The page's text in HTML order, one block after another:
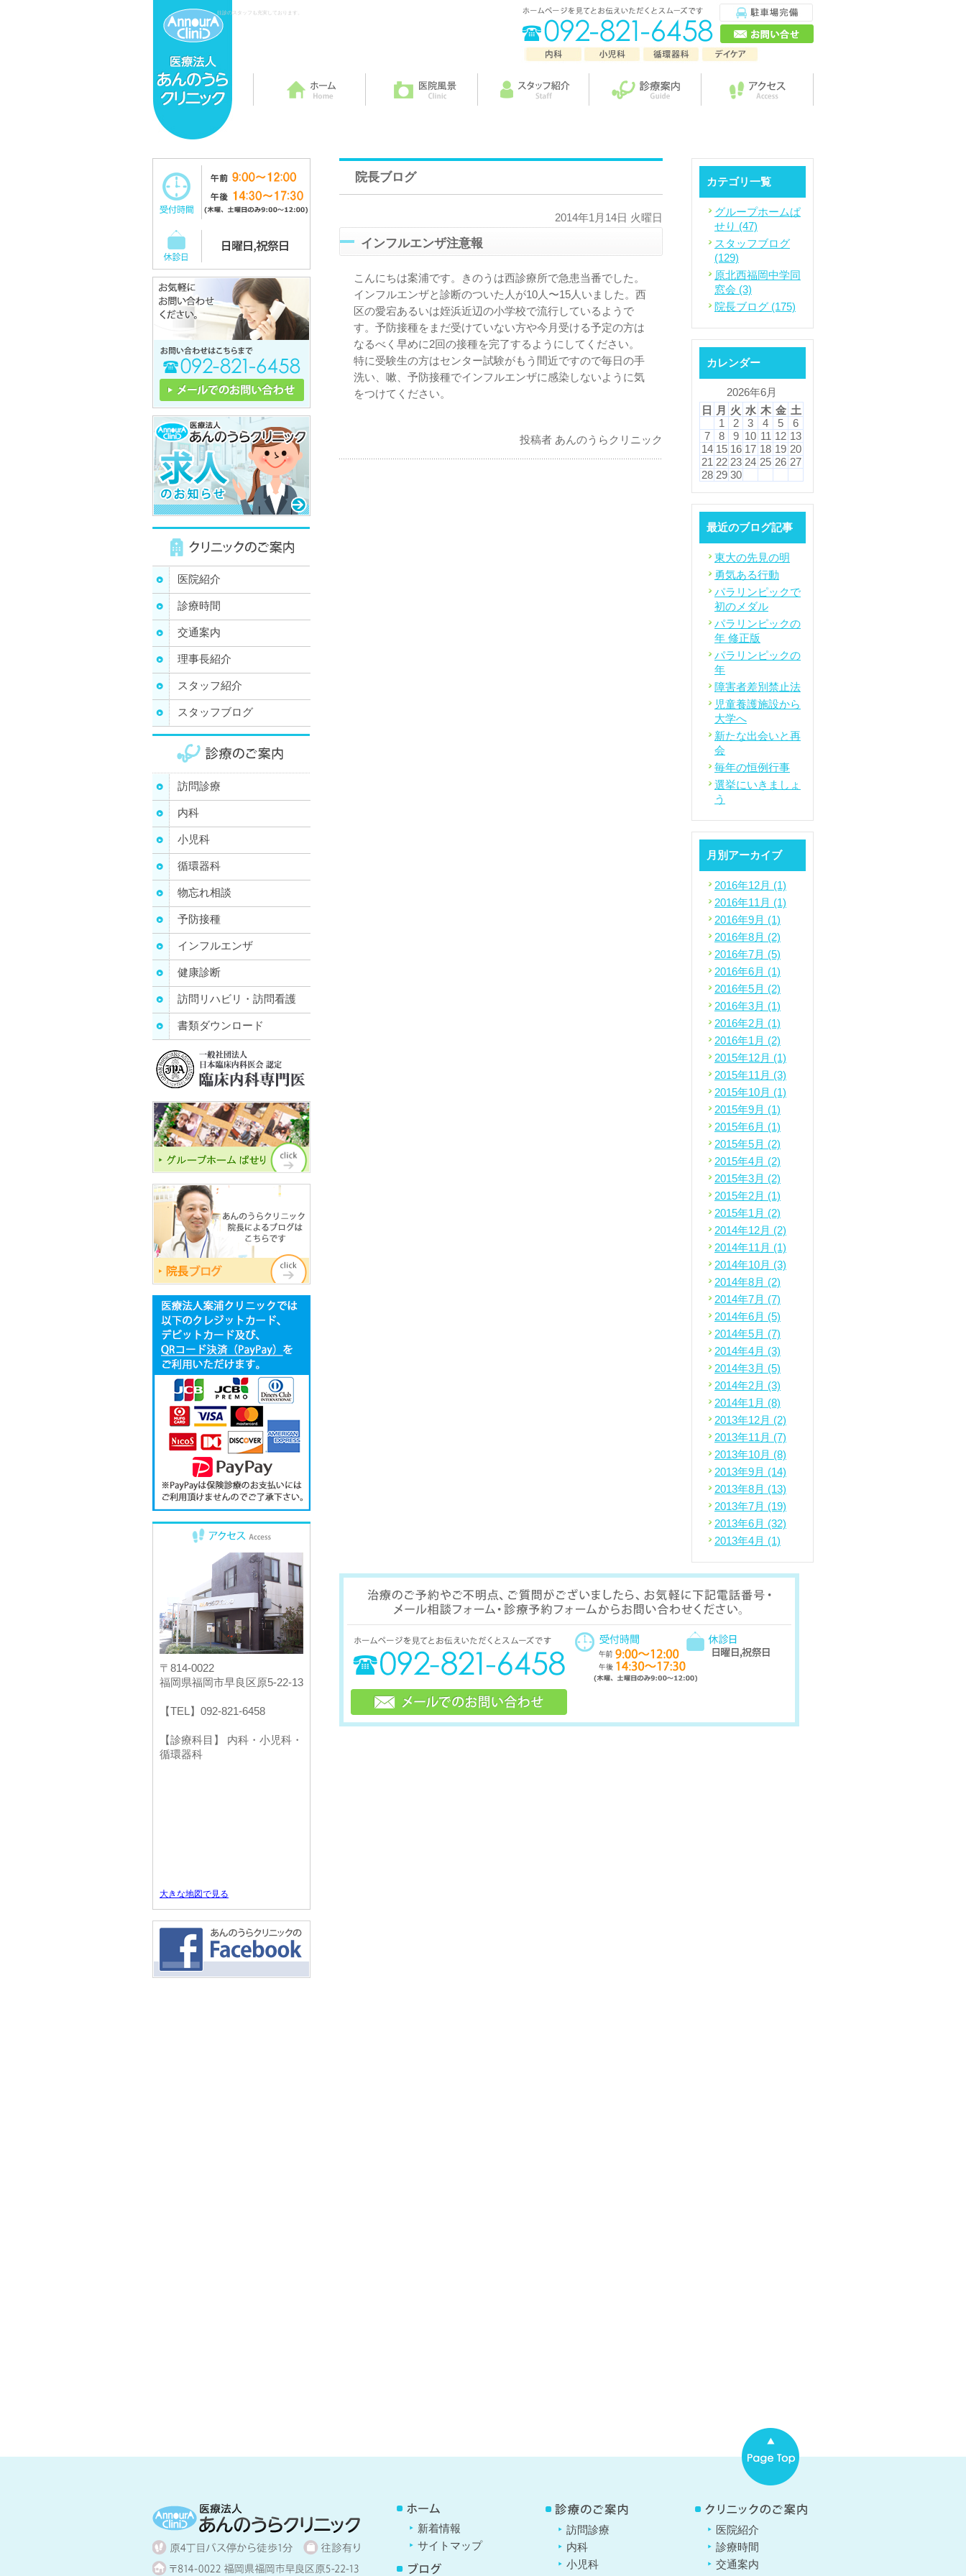
往診のスタッフも充実しております。
院長ブログ
2014年1月14日 火曜日
インフルエンザ注意報
こんにちは案浦です。きのうは西診療所で急患当番でした。
インフルエンザと診断のついた人が10人〜15人いました。西
区の愛宕あるいは姪浜近辺の小学校で流行しているようで
す。予防接種をまだ受けていない方や今月受ける予定の方は
なるべく早めに2回の接種を完了するようにしてください。
特に受験生の方はセンター試験がもう間近ですので毎日の手
洗い、嗽、予防接種でインフルエンザに感染しないように気
をつけてください。
投稿者 あんのうらクリニック
カテゴリ一覧
グループホームぱ
せり (47)
スタッフブログ
(129)
原北西福岡中学同
窓会 (3)
院長ブログ (175)
カレンダー
2026年6月
日
月 火 水 木 金 土
1
2 3 4 5
6
7
8 9 10 11 12 13
14 15 16 17 18 19 20
21 22 23 24 25 26 27
28 29 30
最近のブログ記事
東大の先見の明
勇気ある行動
パラリンピックで
初のメダル
パラリンピックの
年 修正版
パラリンピックの
年
障害者差別禁止法
児童養護施設から
大学へ
新たな出会いと再
会
毎年の恒例行事
選挙にいきましょ
う
月別アーカイブ
2016年12月 (1)
2016年11月 (1)
2016年9月 (1)
2016年8月 (2)
2016年7月 (5)
2016年6月 (1)
2016年5月 (2)
2016年3月 (1)
2016年2月 (1)
2016年1月 (2)
2015年12月 (1)
2015年11月 (3)
2015年10月 (1)
2015年9月 (1)
2015年6月 (1)
2015年5月 (2)
2015年4月 (2)
2015年3月 (2)
2015年2月 (1)
2015年1月 (2)
2014年12月 (2)
2014年11月 (1)
2014年10月 (3)
2014年8月 (2)
2014年7月 (7)
2014年6月 (5)
2014年5月 (7)
2014年4月 (3)
2014年3月 (5)
2014年2月 (3)
2014年1月 (8)
2013年12月 (2)
2013年11月 (7)
2013年10月 (8)
2013年9月 (14)
2013年8月 (13)
2013年7月 (19)
2013年6月 (32)
2013年4月 (1)
医院紹介
診療時間
交通案内
理事長紹介
スタッフ紹介
スタッフブログ
訪問診療
内科
小児科
循環器科
物忘れ相談
予防接種
インフルエンザ
健康診断
訪問リハビリ・訪問看護
書類ダウンロード
〒814-0022
福岡県福岡市早良区原5-22-13
【TEL】092-821-6458
【診療科目】 内科・小児科・
循環器科
大きな地図で見る
新着情報
サイトマップ
訪問診療
内科
小児科
医院紹介
診療時間
交通案内